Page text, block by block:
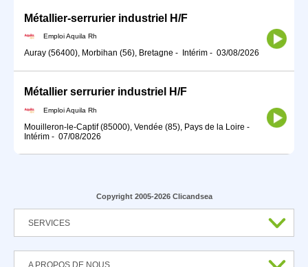
Métallier-serrurier industriel H/F
Emploi Aquila Rh
Auray (56400), Morbihan (56), Bretagne - Intérim - 03/08/2026
Métallier serrurier industriel H/F
Emploi Aquila Rh
Mouilleron-le-Captif (85000), Vendée (85), Pays de la Loire -
Intérim - 07/08/2026
Copyright 2005-2026 Clicandsea
SERVICES